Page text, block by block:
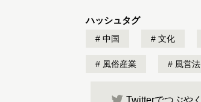
ハッシュタグ
中国 文化
風俗産業 風営法
Twitterでつぶやく